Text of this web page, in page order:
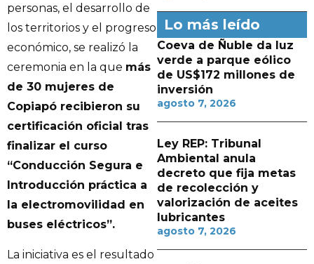
personas, el desarrollo de
los territorios y el progreso
económico, se realizó la
ceremonia en la que más
de 30 mujeres de
Copiapó recibieron su
certificación oficial tras
finalizar el curso
“Conducción Segura e
Introducción práctica a
la electromovilidad en
buses eléctricos”.
La iniciativa es el resultado
Lo más leído
Coeva de Ñuble da luz
verde a parque eólico
de US$172 millones de
inversión
agosto 7, 2026
Ley REP: Tribunal
Ambiental anula
decreto que fija metas
de recolección y
valorización de aceites
lubricantes
agosto 7, 2026